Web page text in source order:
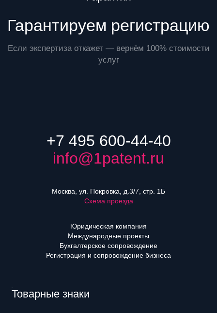
Гарантируем регистрацию
Если экспертиза откажет — вернём 100% стоимости
услуг
+7 495 600-44-40
info@1patent.ru
Москва, ул. Покровка, д.3/7, стр. 1Б
Схема проезда
Юридическая компания
Международные проекты
Бухгалтерское сопровождение
Регистрация и сопровождение бизнеса
Товарные знаки